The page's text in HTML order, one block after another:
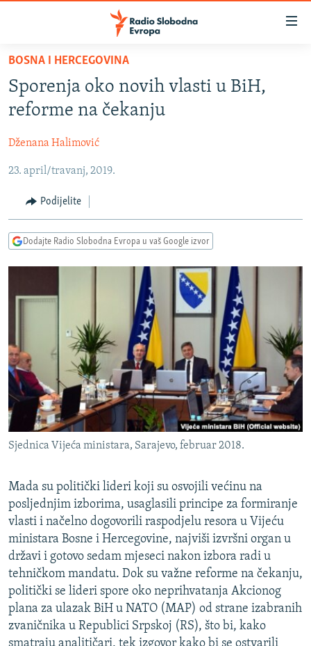
Pređite
glavni
sadržaj
na
navigaciju
Pređite
pretragu
BOSNA I HERCEGOVINA
KOSOVO
CRNA GORA
VIZUELNO
FOTOGALERIJE
PODCASTI
RAT U UKRAJINI
RSE PRIČE IZ SVIJETA
DNEVNO@RSE
SPECIJALI RSE
VIŠE OD NASLOVA
GENOCID U SREBRENICI
POPLAVE I KLIZIŠTA U BIH 2024.
POST SCRIPTUM
MOJA EVROPA
TRI DECENIJE OD RATA U BIH
SVE KARTE DEJTONA
NASTANAK I RASPAD JUGOSLAVIJE
PRATITE NAS
Sve RFE/RL stranice
BOSNA I HERCEGOVINA
Sporenja oko novih vlasti u BiH,
reforme na čekanju
Dženana Halimović
23. april/travanj, 2019.
Podijelite
Dodajte Radio Slobodna Evropa u vaš Google izvor
Sjednica Vijeća ministara, Sarajevo, februar 2018.
Mada su politički lideri koji su osvojili većinu na
posljednjim izborima, usaglasili principe za formiranje
vlasti i načelno dogovorili raspodjelu resora u Vijeću
ministara Bosne i Hercegovine, najviši izvršni organ u
državi i gotovo sedam mjeseci nakon izbora radi u
tehničkom mandatu. Dok su važne reforme na čekanju,
politički se lideri spore oko neprihvatanja Akcionog
plana za ulazak BiH u NATO (MAP) od strane izabranih
zvaničnika u Republici Srpskoj (RS), što bi, kako